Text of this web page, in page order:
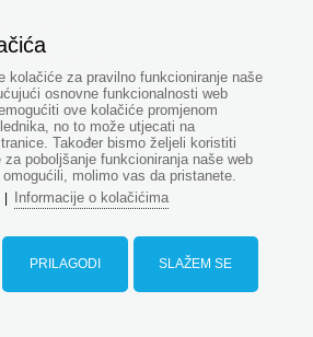
I SPAŠAVANJE ZA BAZENE
NAŠIH REALIZACIJA
JEZERA
kolačiće za pravilno funkcioniranje naše
osnovne funkcionalnosti web
ove kolačiće promjenom
no to može utjecati na
Također bismo željeli koristiti
poboljšanje funkcioniranja naše web
molimo vas da pristanete.
Informacije o kolačićima
SLAŽEM SE
PRILAGODI